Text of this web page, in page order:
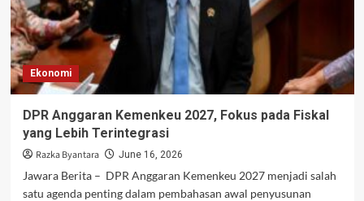
Ekonomi
DPR Anggaran Kemenkeu 2027, Fokus pada Fiskal
yang Lebih Terintegrasi
Razka Byantara June 16, 2026
Jawara Berita – DPR Anggaran Kemenkeu 2027 menjadi salah
satu agenda penting dalam pembahasan awal penyusunan